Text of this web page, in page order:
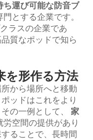
ち運び可能な防音ブ
とする企業です。
ラスの企業であ
質なポッドで知ら
を形作る方法
から場所へと移動
ッドはこれをより
の一例として、 家
空間の提供があり
ることで、長時間